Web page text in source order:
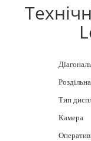
Тип
Камера